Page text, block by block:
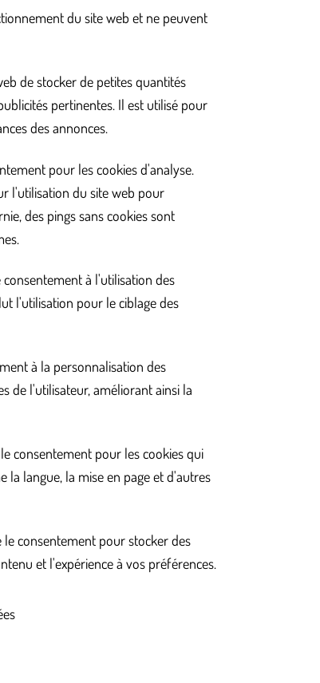
du site web et ne peuvent
de stocker de petites quantités
pertinentes. Il est utilisé pour
des annonces.
pour les cookies d'analyse.
l'utilisation du site web pour
des pings sans cookies sont
consentement à l'utilisation des
l'utilisation pour le ciblage des
à la personnalisation des
de l'utilisateur, améliorant ainsi la
consentement pour les cookies qui
langue, la mise en page et d'autres
le consentement pour stocker des
et l'expérience à vos préférences.